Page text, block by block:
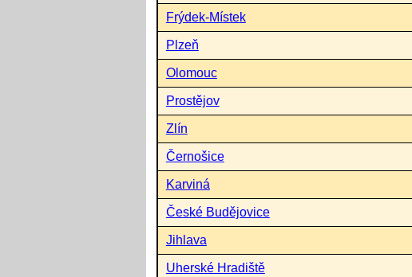
Frýdek-Místek
Plzeň
Olomouc
Prostějov
Zlín
Černošice
Karviná
České Budějovice
Jihlava
Uherské Hradiště